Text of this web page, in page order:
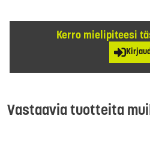
Kerro mielipiteesi
Vastaavia tuotteita